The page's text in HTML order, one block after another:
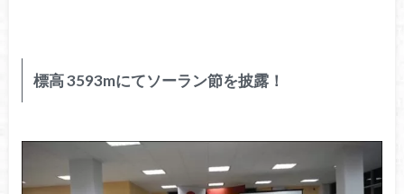
標高 3593mにてソーラン節を披露！